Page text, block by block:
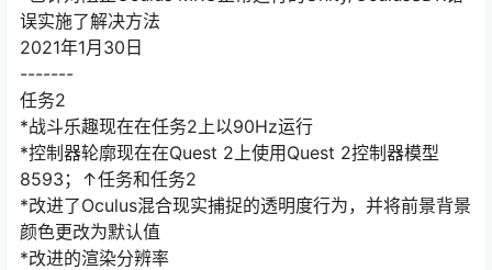
误实施了解决方法
2021年1月30日
-------
任务2
*战斗乐趣现在在任务2上以90Hz运行
*控制器轮廓现在在Quest 2上使用Quest 2控制器模型
8593；↑任务和任务2
*改进了Oculus混合现实捕捉的透明度行为，并将前景背景
颜色更改为默认值
*改进的渲染分辨率